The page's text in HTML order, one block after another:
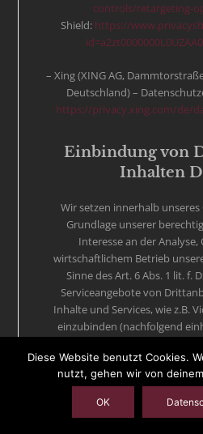
controls/retargeting-
Shield: https://
– Xing (XING AG,
Deutschland) –
https://privacy.xing.com/de/
Einbindung von
Inhalten
Wir setzen innerhalb
Grundlage unserer
Interesse an der
wirtschaftlichem Betrieb
Sinne des Art. 6 Abs. 1 lit. f.
Serviceangebote von
Inhalte und Services, wie z.B.
einzubinden (nachfolgend
Dies setzt immer voraus, dass
ohne die IP-Adresse die
Diese Website benutzt Cookies.
nutzt, gehen wir von
OK